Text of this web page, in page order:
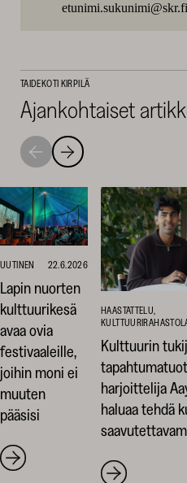
etunimi.sukunimi@skr.fi
TAIDEKOTI KIRPILÄ
Ajankohtaiset
Siirry
seuraavaan
nostoon
Siirry
edelliseen
nostoon
UUTINEN 22.6.2026
Lapin nuorten
kulttuurikesä
avaa ovia
festivaaleille,
joihin moni ei
muuten
pääsisi
HAASTATTELU,
Kulttuurin
harjoittelija
haluaa tehdä